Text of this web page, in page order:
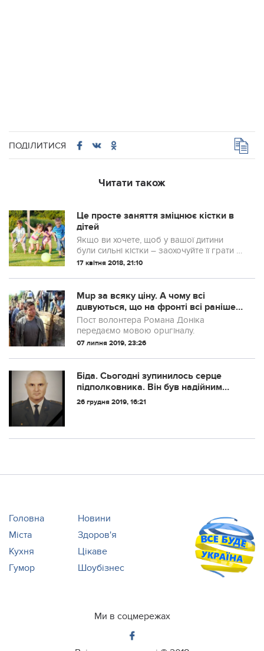
ПОДІЛИТИСЯ
Читати також
Це просте заняття зміцнює кістки в
дітей
Якщо ви хочете, щоб у вашої дитини
були сильні кістки – заохочуйте її грати в
м'яч або займатися силовими вправами,
сильну опорно-рухову систему, стве...
17 квітня 2018, 21:10
Мuр за всяку ціну. А чому всі
дuвуються, що на фронті всі раніше
заплановані операції скасовуються і
все на гальмах?
Пост волонтера Романа Доніка
передаємо мовою орuгіналу.
07 липня 2019, 23:26
Бiда. Сьогодні зупинилось серце
підполковника. Він був надійним
другом, добрим побратимом
26 грудня 2019, 16:21
Головна
Новини
Міста
Здоров'я
Кухня
Цікаве
Гумор
Шоубізнес
Ми в соцмережах